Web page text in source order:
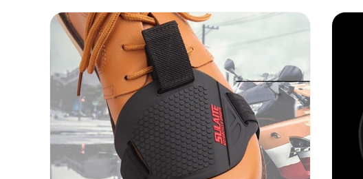
Nuevos Productos!
Conoce y disfruta
nuestros nuevos